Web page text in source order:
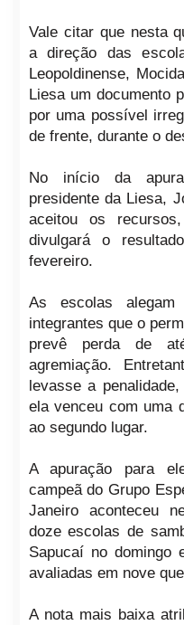
Vale citar que nesta
a direção das
Leopoldinense,
Liesa um documento
por uma possível
de frente, durante o
No início da
presidente da Liesa,
aceitou os
divulgará o
fevereiro.
As escolas
integrantes que o
prevê perda de
agremiação.
levasse a
ela venceu com uma
ao segundo lugar.
A apuração para
campeã do Grupo
Janeiro aconteceu
doze escolas de
Sapucaí no domingo
avaliadas em nove
A nota mais baixa